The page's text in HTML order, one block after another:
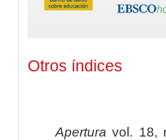
Otros índices
Apertura vol. 18,